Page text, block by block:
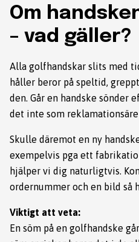
Om
– vad gäller?
Alla golfhandskar slits med
håller beror på speltid,
den. Går en handske sönder
det inte som
Skulle däremot en ny
exempelvis pga ett
hjälper vi dig naturligtvis.
ordernummer och en bild så
Viktigt att veta:
En söm på en golfhandske